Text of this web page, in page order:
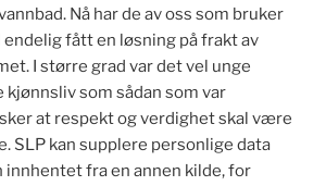
Nå har de av oss som bruker
fått en løsning på frakt av
I større grad var det vel unge
kjønnsliv som sådan som var
at respekt og verdighet skal være
SLP kan supplere personlige data
innhentet fra en annen kilde, for